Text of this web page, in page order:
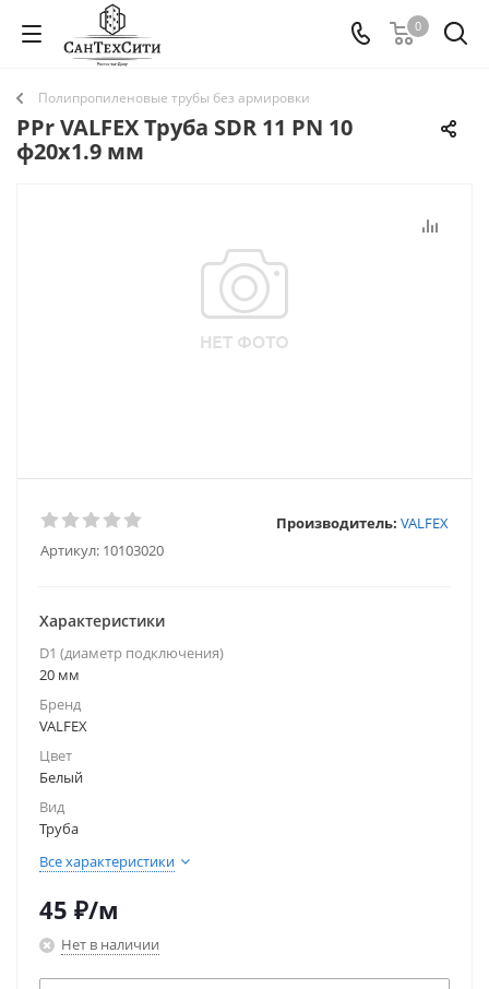
0
Полипропиленовые трубы без армировки
PPr VALFEX Труба SDR 11 PN 10
ф20х1.9 мм
Артикул: 10103020
Производитель: VALFEX
Характеристики
D1 (диаметр подключения)
20 мм
Бренд
VALFEX
Цвет
Белый
Вид
Труба
Все характеристики
45 ₽/м
Нет в наличии